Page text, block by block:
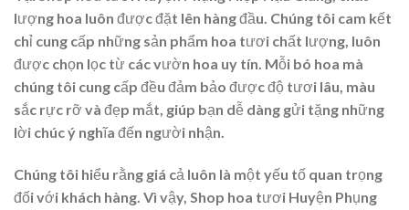
lượng hoa luôn được đặt lên hàng đầu. Chúng tôi cam kết
chỉ cung cấp những sản phẩm hoa tươi chất lượng, luôn
được chọn lọc từ các vườn hoa uy tín. Mỗi bó hoa mà
chúng tôi cung cấp đều đảm bảo được độ tươi lâu, màu
sắc rực rỡ và đẹp mắt, giúp bạn dễ dàng gửi tặng những
lời chúc ý nghĩa đến người nhận.
Chúng tôi hiểu rằng giá cả luôn là một yếu tố quan trọng
đối với khách hàng. Vì vậy, Shop hoa tươi Huyện Phụng